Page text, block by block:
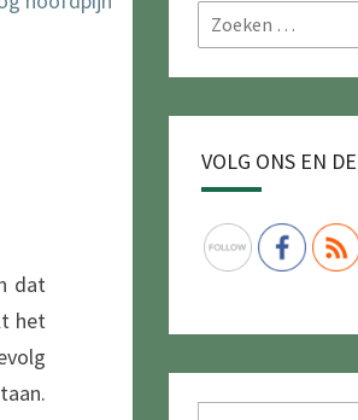
dat
het
Zoeken
naar:
VOLG ONS EN